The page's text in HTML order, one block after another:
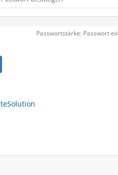
Passwortstärke: Passwort